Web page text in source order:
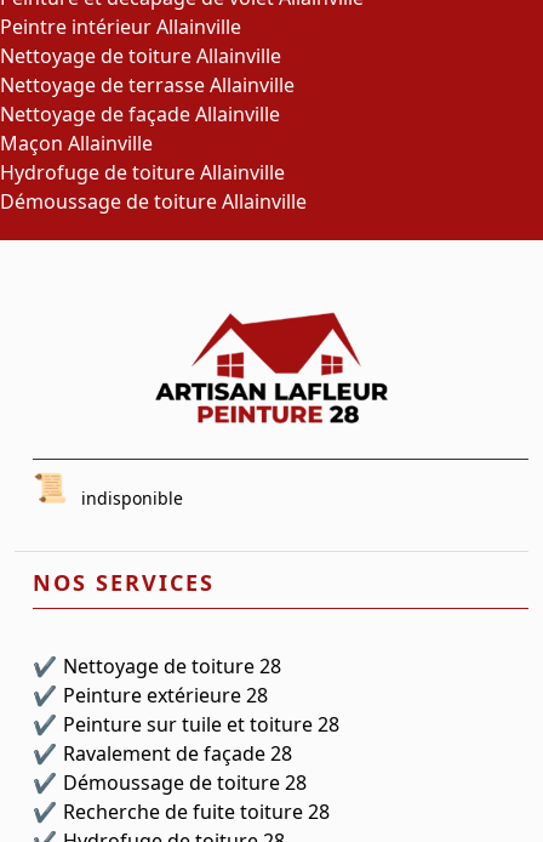
Peintre intérieur Allainville
Nettoyage de toiture Allainville
Nettoyage de terrasse Allainville
Nettoyage de façade Allainville
Maçon Allainville
Hydrofuge de toiture Allainville
Démoussage de toiture Allainville
indisponible
NOS SERVICES
Nettoyage de toiture 28
Peinture extérieure 28
Peinture sur tuile et toiture 28
Ravalement de façade 28
Démoussage de toiture 28
Recherche de fuite toiture 28